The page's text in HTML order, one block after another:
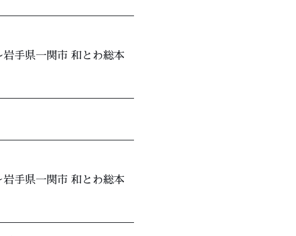
岩手県一関市 和とわ総本
岩手県一関市 和とわ総本